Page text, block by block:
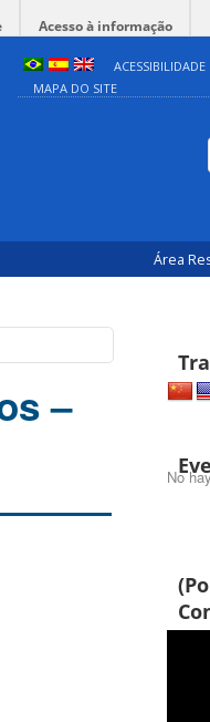
Acesso à informação
ACESSIBILIDADE
MAPA DO SITE
Área
–
No